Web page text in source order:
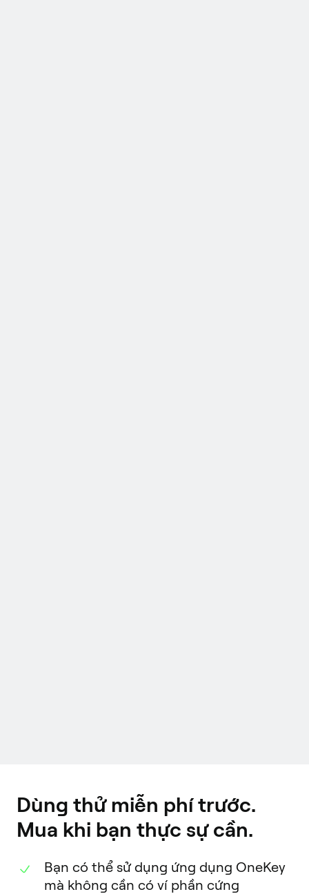
Dùng thử miễn phí trước.
Mua khi bạn thực sự cần.
Bạn có thể sử dụng ứng dụng OneKey
mà không cần có ví phần cứng